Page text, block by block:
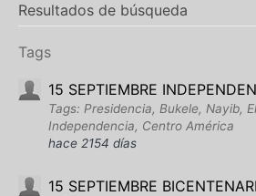
Resultados de búsqueda
Tags
15 SEPTIEMBRE
Tags: Presidencia, Bukele, Nayib,
Independencia, Centro América
hace 2154 días
15 SEPTIEMBRE